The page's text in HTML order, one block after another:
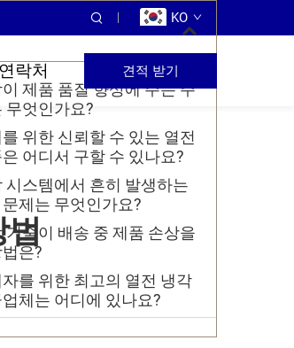
KO
연락처 견적 받기
법
제품 품질 향상에 주는 주
무엇인가요?
위한 신뢰할 수 있는 열전
어디서 구할 수 있나요?
시스템에서 흔히 발생하는
제는 무엇인가요?
기술이 배송 중 제품 손상을
은?
를 위한 최고의 열전 냉각
체는 어디에 있나요?